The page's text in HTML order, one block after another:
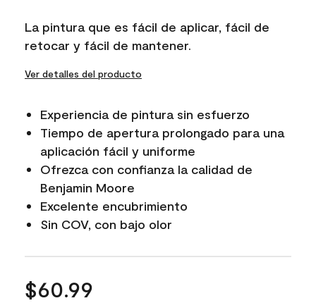
link.
La pintura que es fácil de aplicar, fácil de
retocar y fácil de mantener.
Ver detalles del producto
Experiencia de pintura sin esfuerzo
Tiempo de apertura prolongado para una
aplicación fácil y uniforme
Ofrezca con confianza la calidad de
Benjamin Moore
Excelente encubrimiento
Sin COV, con bajo olor
$60.99